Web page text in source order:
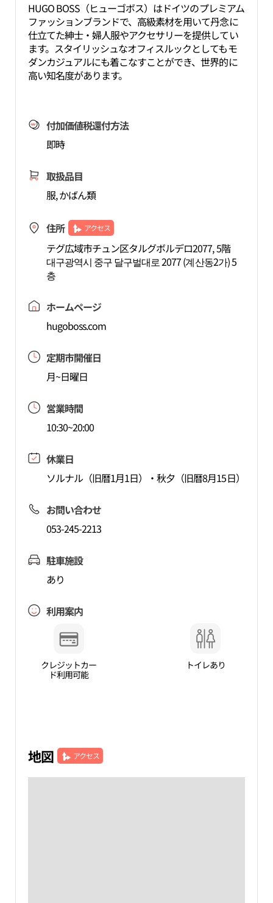
HUGO BOSS（ヒューゴボス）はドイツのプレミアム
ファッションブランドで、高級素材を用いて丹念に
仕立てた紳士・婦人服やアクセサリーを提供してい
ます。スタイリッシュなオフィスルックとしてもモ
ダンカジュアルにも着こなすことができ、世界的に
高い知名度があります。
付加価値税還付方法
即時
取扱品目
服, かばん類
住所 アクセス
テグ広域市チュン区タルグボルデロ2077, 5階
대구광역시 중구 달구벌대로 2077 (계산동2가) 5
층
ホームページ
hugoboss.com
定期市開催日
月~日曜日
営業時間
10:30~20:00
休業日
ソルナル（旧暦1月1日）・秋夕（旧暦8月15日）
お問い合わせ
053-245-2213
駐車施設
あり
利用案内
クレジットカー
ド利用可能
トイレあり
地図 アクセス